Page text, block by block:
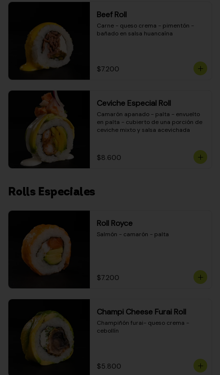
Beef Roll
Carne - queso crema - pimentón -
bañado en salsa huancaína
$7.200
Ceviche Especial Roll
Camarón apanado - palta - envuelto
en palta - cubierto de una porción de
ceviche mixto y salsa acevichada
$8.600
Rolls Especiales
Roll Royce
Salmón - camarón - palta
$7.200
Champi Cheese Furai Roll
Champiñón furai- queso crema -
cebollín
$5.800